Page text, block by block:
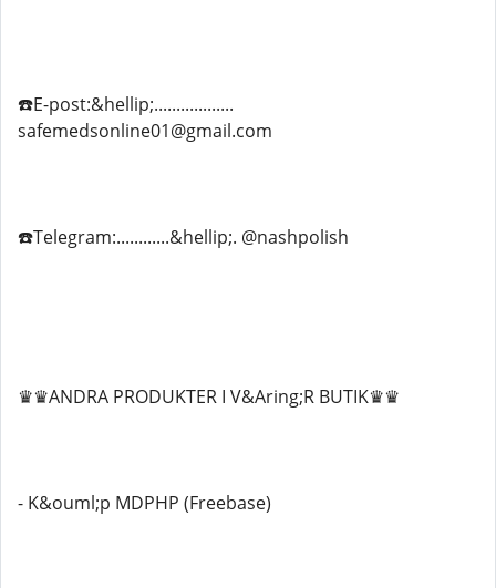
☎️E-post:&hellip;..................
safemedsonline01@gmail.com
☎️Telegram:............&hellip;. @nashpolish
♛♛ANDRA PRODUKTER I V&Aring;R BUTIK♛♛
- K&ouml;p MDPHP (Freebase)